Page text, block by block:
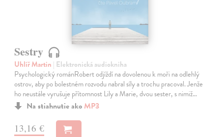
Sestry
Uhlíř Martin | Elektronická audiokniha
Psychologický románRobert odjíždí na dovolenou k moři na odlehlý
ostrov, aby po bolestném rozvodu nabral síly a trochu pracoval. Jenže
ho neustále vyrušuje přítomnost Lily a Marie, dvou sester, s nimiž…
Na stiahnutie ako MP3
13,16 €